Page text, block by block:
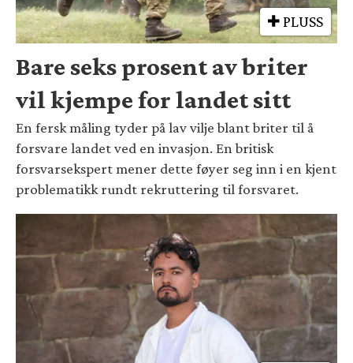
PLUSS
Bare seks prosent av briter
vil kjempe for landet sitt
En fersk måling tyder på lav vilje blant briter til å
forsvare landet ved en invasjon. En britisk
forsvarsekspert mener dette føyer seg inn i en kjent
problematikk rundt rekruttering til forsvaret.